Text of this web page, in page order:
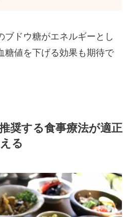
ブドウ糖がエネルギーとし
糖値を下げる効果も期待で
奨する食事療法が適正
る